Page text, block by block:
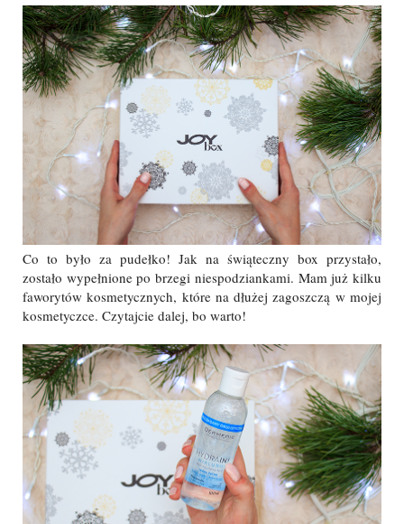
Co to było za pudełko! Jak na świąteczny box przystało,
zostało wypełnione po brzegi niespodziankami. Mam już kilku
faworytów kosmetycznych, które na dłużej zagoszczą w mojej
kosmetyczce. Czytajcie dalej, bo warto!